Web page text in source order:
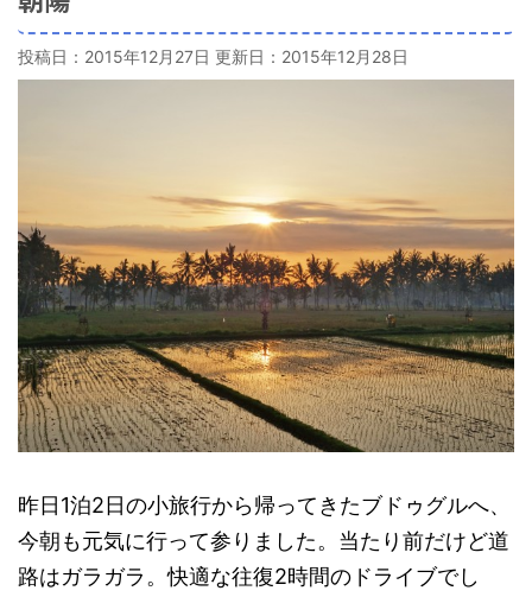
投稿日：2015年12月27日 更新日： 2015年12月28日
昨日1泊2日の小旅行から帰ってきたブドゥグルへ、
今朝も元気に行って参りました。当たり前だけど道
路はガラガラ。快適な往復2時間のドライブでし